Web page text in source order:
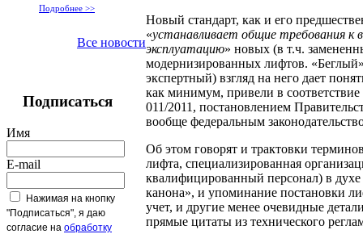
Подробнее >>
Все новости
Подписаться
Имя
E-mail
Нажимая на кнопку
"Подписаться", я даю
согласие на обработку
Новый стандарт, как и его
«устанавливает общие требования к
эксплуатацию» новых (в т.ч.
модернизированных лифтов.
экспертный) взгляд на него дает
как минимум, привели в
011/2011, постановлением
вообще федеральным
Об этом говорят и трактовки
лифта, специализированная
квалифицированный персонал) в духе
канона», и упоминание постановки
учет, и другие менее очевидные
прямые цитаты из технического